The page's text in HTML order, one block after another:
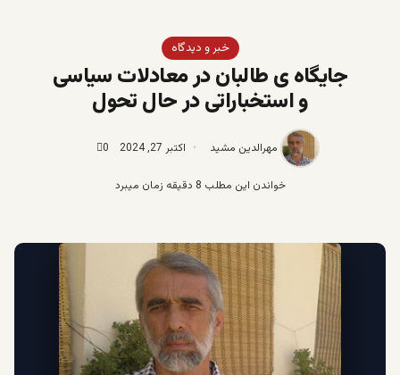
خبر و دیدگاه
جایگاه ی طالبان در معادلات سیاسی
و استخباراتی در حال تحول
مهرالدین مشید اکتبر 27, 2024 0
خواندن این مطلب 8 دقیقه زمان میبرد